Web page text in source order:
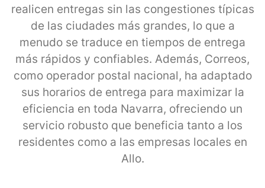
realicen entregas sin las congestiones típicas
de las ciudades más grandes, lo que a
menudo se traduce en tiempos de entrega
más rápidos y confiables. Además, Correos,
como operador postal nacional, ha adaptado
sus horarios de entrega para maximizar la
eficiencia en toda Navarra, ofreciendo un
servicio robusto que beneficia tanto a los
residentes como a las empresas locales en
Allo.